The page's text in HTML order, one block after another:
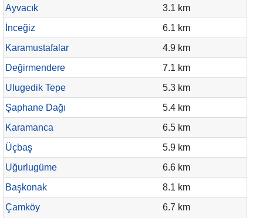
Ayvacık
3.1 km
İnceğiz
6.1 km
Karamustafalar
4.9 km
Değirmendere
7.1 km
Ulugedik Tepe
5.3 km
Şaphane Dağı
5.4 km
Karamanca
6.5 km
Üçbaş
5.9 km
Uğurlugüme
6.6 km
Başkonak
8.1 km
Çamköy
6.7 km